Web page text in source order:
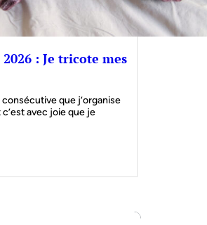
: Je tricote mes
consécutive que j’organise
avec joie que je